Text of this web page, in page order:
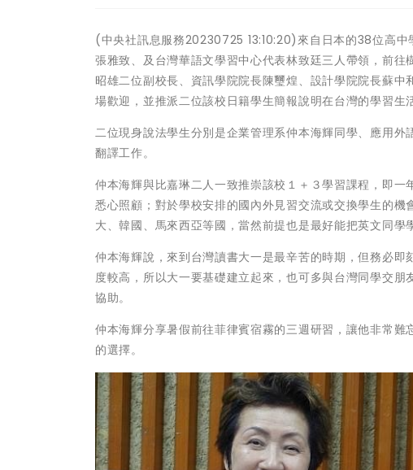
(中央社訊息服務20230725 13:10:20)來自日本的38位高
張雅致、及台灣華語文學習中心代表林致廷三人帶領，前
昭雄二位副校長、資訊學院院長陳璽煌、設計學院院長蘇
場歡迎，並推派二位該校日籍學生簡報說明在台灣的學習生
二位現身說法學生分別是企業管理系仲本海輝同學、應用
翻譯工作。
仲本海輝與比嘉琳二人一致推崇該校１＋３學習課程，即
悉心照顧；對於學校安排的國內外見習交流或交換學生的
大、韓國、馬來西亞等國，當然前提也是最好能把英文同學
仲本海輝說，來到台灣讀書大一是最辛苦的時期，但務必
度較高，所以大一要基礎建立起來，也可多與台灣同學交
協助。
仲本海輝分享暑假前往菲律賓宿霧的三週研習，讓他非常
的選擇。